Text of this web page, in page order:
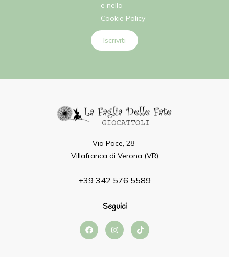
e nella
Cookie Policy
Iscriviti
Via Pace, 28
Villafranca di Verona (VR)
+39 342 576 5589
Seguici